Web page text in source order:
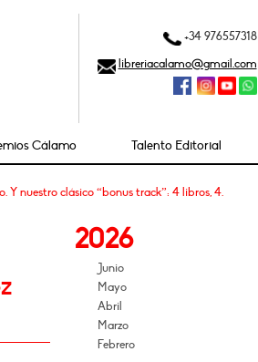
+34 976557318
libreriacalamo@gmail.com
Cálamo Talento Editorial
Y nuestro clásico “bonus track”: 4 libros, 4.
2026
Junio
Mayo
Abril
Marzo
Febrero